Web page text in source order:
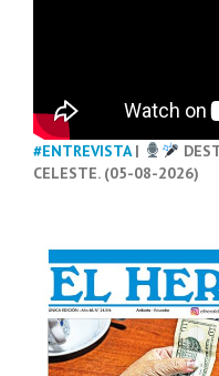
#ENTREVISTA|
CELESTE. (05-08-2026)